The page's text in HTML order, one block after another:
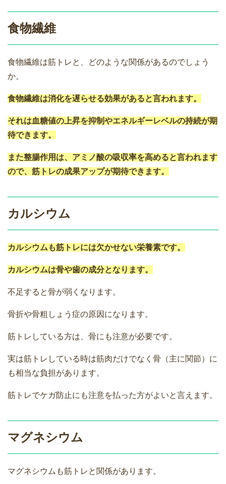
食物繊維
食物繊維は筋トレと、どのような関係があるのでしょう
か。
食物繊維は消化を遅らせる効果があると言われます。
それは血糖値の上昇を抑制やエネルギーレベルの持続が期
待できます。
また整腸作用は、アミノ酸の吸収率を高めると言われます
ので、筋トレの成果アップが期待できます。
カルシウム
カルシウムも筋トレには欠かせない栄養素です。
カルシウムは骨や歯の成分となります。
不足すると骨が弱くなります。
骨折や骨粗しょう症の原因になります。
筋トレしている方は、骨にも注意が必要です。
実は筋トレしている時は筋肉だけでなく骨（主に関節）に
も相当な負担があります。
筋トレでケガ防止にも注意を払った方がよいと言えます。
マグネシウム
マグネシウムも筋トレと関係があります。